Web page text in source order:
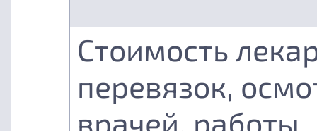
Стоимость
перевязок,
врачей, работы